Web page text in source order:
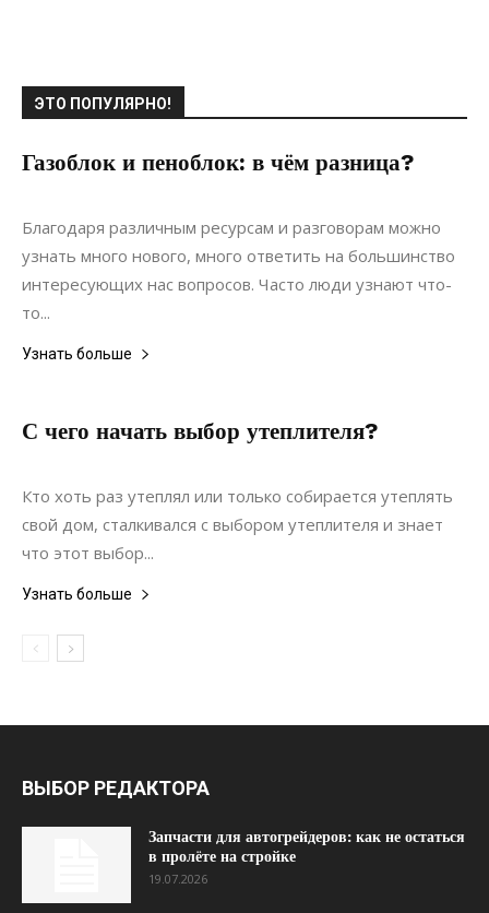
ЭТО ПОПУЛЯРНО!
Газоблок и пеноблок: в чём разница?
09.03.2021
Благодаря различным ресурсам и разговорам можно
узнать много нового, много ответить на большинство
интересующих нас вопросов. Часто люди узнают что-
то...
Узнать больше
С чего начать выбор утеплителя?
19.12.2020
Кто хоть раз утеплял или только собирается утеплять
свой дом, сталкивался с выбором утеплителя и знает
что этот выбор...
Узнать больше
ВЫБОР РЕДАКТОРА
Запчасти для автогрейдеров: как не остаться
в пролёте на стройке
19.07.2026